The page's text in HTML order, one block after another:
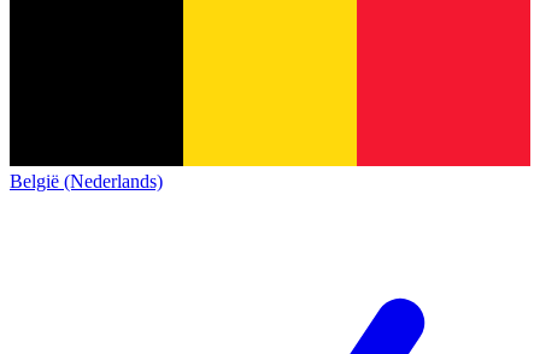
België (Nederlands)